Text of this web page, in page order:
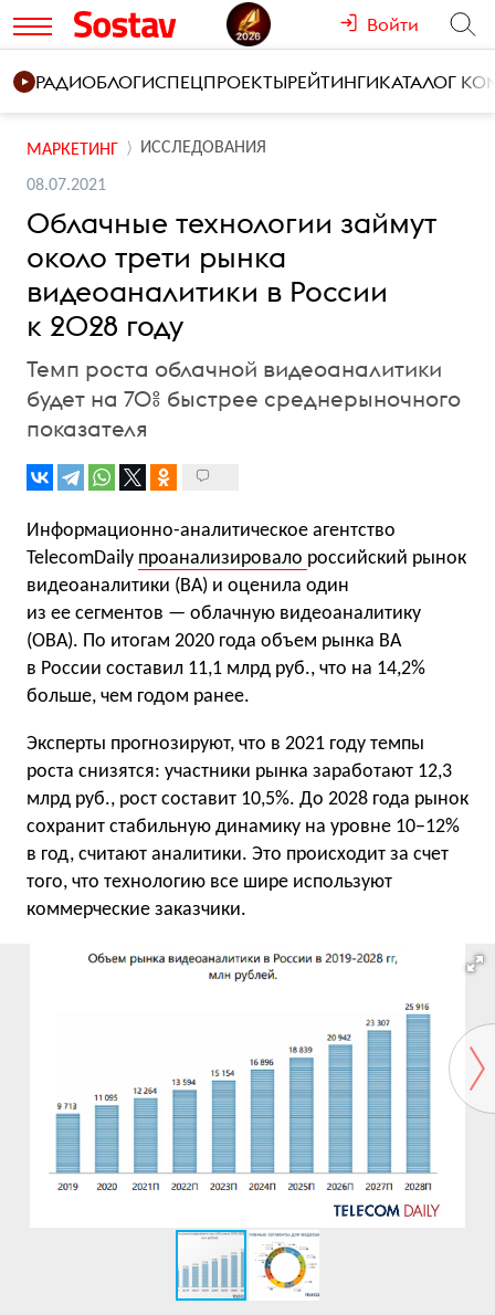
Войти
РАДИОБЛОГИСПЕЦПРОЕКТЫРЕЙТИНГИКАТАЛОГ
МАРКЕТИНГ ИССЛЕДОВАНИЯ
08.07.2021
Облачные технологии займут
около трети рынка
видеоаналитики в России
к 2028 году
Темп роста облачной видеоаналитики
будет на 70% быстрее среднерыночного
показателя
Информационно-аналитическое агентство
TelecomDaily проанализировало российский рынок
видеоаналитики (ВА) и оценила один
из ее сегментов — облачную видеоаналитику
(ОВА). По итогам 2020 года объем рынка ВА
в России составил 11,1 млрд руб., что на 14,2%
больше, чем годом ранее.
Эксперты прогнозируют, что в 2021 году темпы
роста снизятся: участники рынка заработают 12,3
млрд руб., рост составит 10,5%. До 2028 года рынок
сохранит стабильную динамику на уровне 10−12%
в год, считают аналитики. Это происходит за счет
того, что технологию все шире используют
коммерческие заказчики.